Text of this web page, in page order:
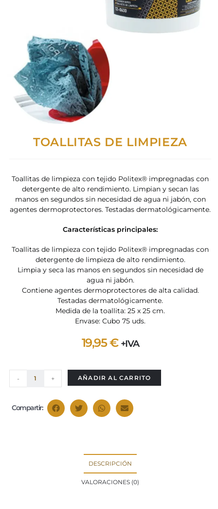
TOALLITAS DE LIMPIEZA
Toallitas de limpieza con tejido Politex® impregnadas con
detergente de alto rendimiento. Limpian y secan las
manos en segundos sin necesidad de agua ni jabón, con
agentes dermoprotectores. Testadas dermatológicamente.
Características principales:
Toallitas de limpieza con tejido Politex® impregnadas con
detergente de limpieza de alto rendimiento.
Limpia y seca las manos en segundos sin necesidad de
agua ni jabón.
Contiene agentes dermoprotectores de alta calidad.
Testadas dermatológicamente.
Medida de la toallita: 25 x 25 cm.
Envase: Cubo 75 uds.
19,95€ +IVA
- + AÑADIR AL CARRITO
Compartir:
DESCRIPCIÓN
VALORACIONES (0)